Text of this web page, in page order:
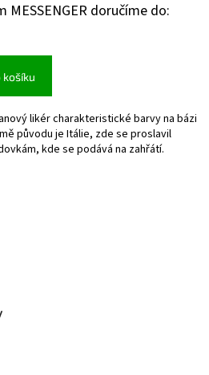
MESSENGER doručíme do:
košíku
likér charakteristické barvy na bázi
původu je Itálie, zde se proslavil
kde se podává na zahřátí.